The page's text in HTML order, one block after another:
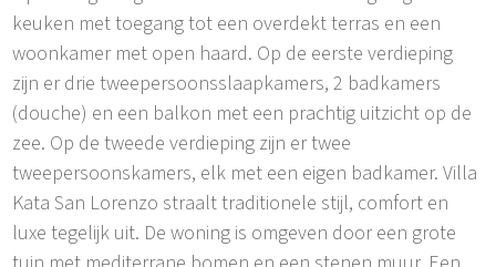
keuken met toegang tot een overdekt terras en een
woonkamer met open haard. Op de eerste verdieping
zijn er drie tweepersoonsslaapkamers, 2 badkamers
(douche) en een balkon met een prachtig uitzicht op de
zee. Op de tweede verdieping zijn er twee
tweepersoonskamers, elk met een eigen badkamer. Villa
Kata San Lorenzo straalt traditionele stijl, comfort en
luxe tegelijk uit. De woning is omgeven door een grote